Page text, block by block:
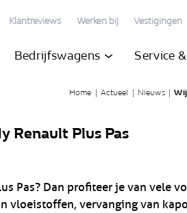
Klantreviews Werken bij Vestigingen
Bedrijfswagens Service
Home Actueel Nieuws
Renault Plus Pas
Pas? Dan profiteer je van vele
vloeistoffen, vervanging van